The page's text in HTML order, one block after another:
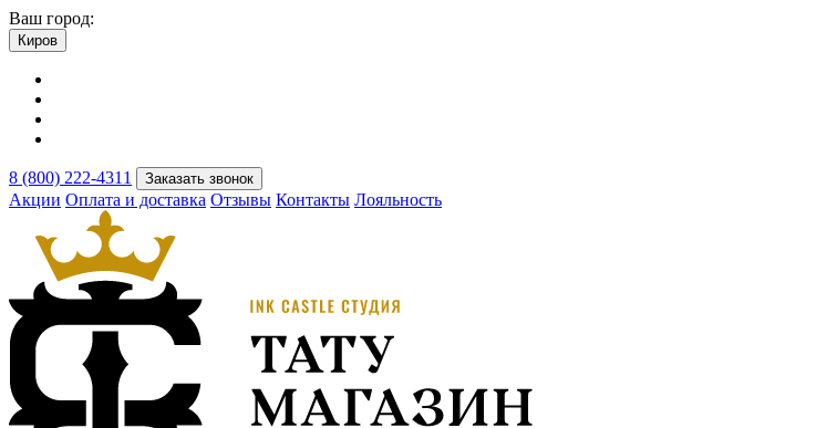
Ваш город:
Киров
8 (800) 222-4311 Заказать звонок
Акции Оплата и доставка Отзывы Контакты Лояльность